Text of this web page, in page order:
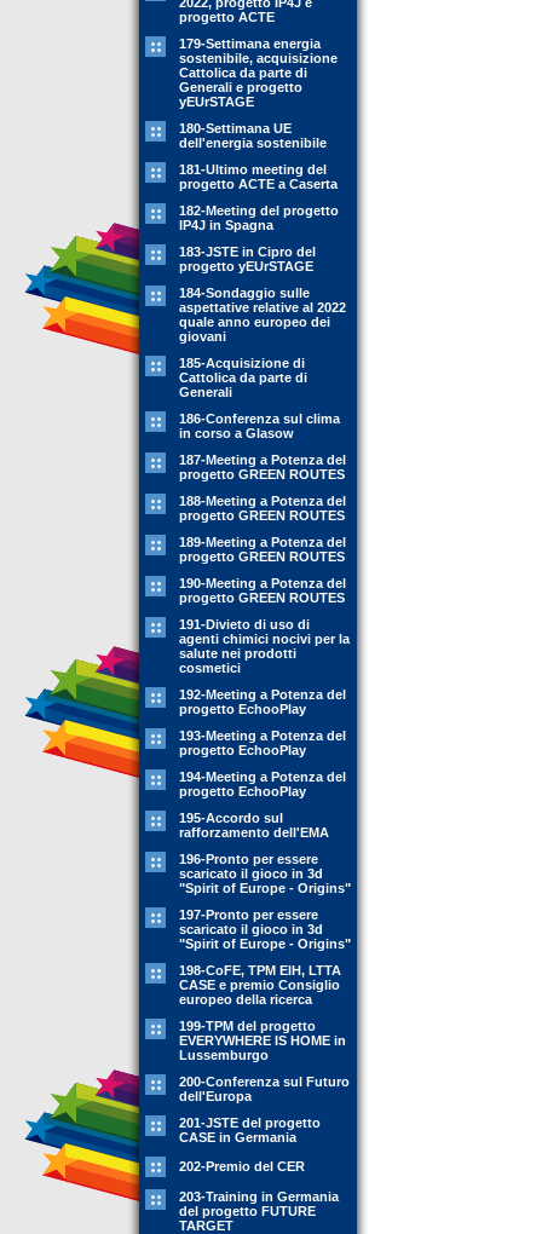
progetto ACTE
179-Settimana energia
sostenibile, acquisizione
Cattolica da parte di
Generali e progetto
yEUrSTAGE
180-Settimana UE
dell'energia sostenibile
181-Ultimo meeting del
progetto ACTE a Caserta
182-Meeting del progetto
IP4J in Spagna
183-JSTE in Cipro del
progetto yEUrSTAGE
184-Sondaggio sulle
aspettative relative al 2022
quale anno europeo dei
giovani
185-Acquisizione di
Cattolica da parte di
Generali
186-Conferenza sul clima
in corso a Glasow
187-Meeting a Potenza del
progetto GREEN ROUTES
188-Meeting a Potenza del
progetto GREEN ROUTES
189-Meeting a Potenza del
progetto GREEN ROUTES
190-Meeting a Potenza del
progetto GREEN ROUTES
191-Divieto di uso di
agenti chimici nocivi per la
salute nei prodotti
cosmetici
192-Meeting a Potenza del
progetto EchooPlay
193-Meeting a Potenza del
progetto EchooPlay
194-Meeting a Potenza del
progetto EchooPlay
195-Accordo sul
rafforzamento dell'EMA
196-Pronto per essere
scaricato il gioco in 3d
"Spirit of Europe - Origins"
197-Pronto per essere
scaricato il gioco in 3d
"Spirit of Europe - Origins"
198-CoFE, TPM EIH, LTTA
CASE e premio Consiglio
europeo della ricerca
199-TPM del progetto
EVERYWHERE IS HOME in
Lussemburgo
200-Conferenza sul Futuro
dell'Europa
201-JSTE del progetto
CASE in Germania
202-Premio del CER
203-Training in Germania
del progetto FUTURE
TARGET